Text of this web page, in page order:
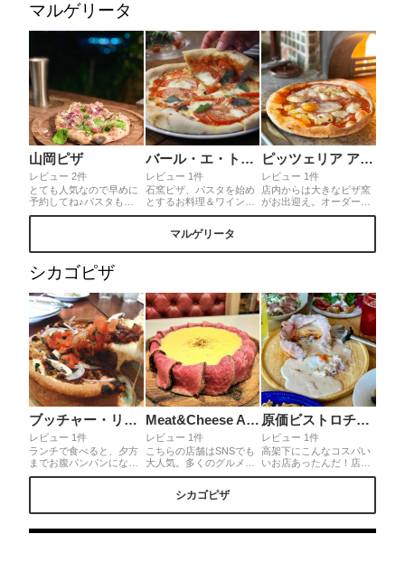
マルゲリータ
山岡ピザ
レビュー 2件
とても人気なので早めに
予約してね♪パスタも美
味しい！山小屋みたいな
ネーゼもめちゃ美味しか
ったです✨車🚗で行くの
に細くて急斜面なので気
をつけて✨生駒駅からタ
クシーも出てます🚕
バール・エ・トラットリア・クアトロ
レビュー 1件
石窯ピザ、パスタを始め
とするお料理＆ワインを
楽しめる大人のイタリア
歩いてすぐの便利なお
はフレッシュトマトを丸
ごと1個使っているので
めちゃくちゃみずみずし
いし、どのお料理も素材
を活かした味でかなり食
べやすい。
ピッツェリア アネッロ
レビュー 1件
店内からは大きなピザ窯
がお出迎え。オーダーが
通ってから焼きあげる
験のある女性オーナーシ
ェフならではの優しいイ
タリア料理でカンパイ。
マルゲリータ
シカゴピザ
ブッチャー・リパブリック 横浜赤レンガ シカゴピザ&ビア
レビュー 1件
ランチで食べると、夕方
までお腹パンパンになる
くらいのボリューム😆 品
クで美味しかったー！！
Meat&Cheese Ark 2nd 新宿店
レビュー 1件
こちらの店舗はSNSでも
大人気。多くのグルメ人
も推しのシカゴピザの代
ゴピザ💴2900円めっちゃ
まさに肉のカーテン💓肉
原価ビストロチーズプラス 京橋
レビュー 1件
高架下にこんなコスパい
いお店あったんだ！店内
は広々、結構席数ある。
で、特にドリンクがやば
シカゴピザ